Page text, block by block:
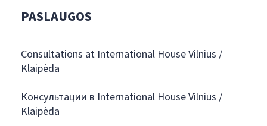
PASLAUGOS
Consultations at International House Vilnius /
Klaipėda
Консультации в International House Vilnius /
Klaipėda